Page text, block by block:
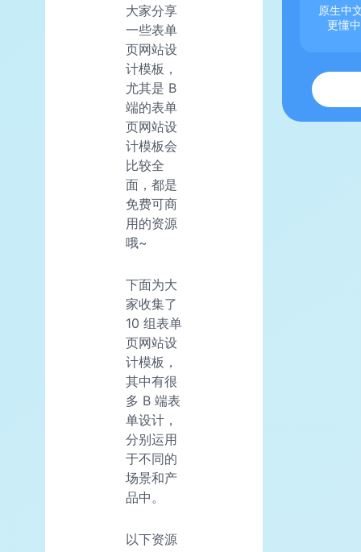
大家分享
一些表单
页网站设
计模板，
尤其是 B
端的表单
页网站设
计模板会
比较全
面，都是
免费可商
用的资源
哦~
下面为大
家收集了
10 组表单
页网站设
计模板，
其中有很
多 B 端表
单设计，
分别运用
于不同的
场景和产
品中。
以下资源
原生中
更懂